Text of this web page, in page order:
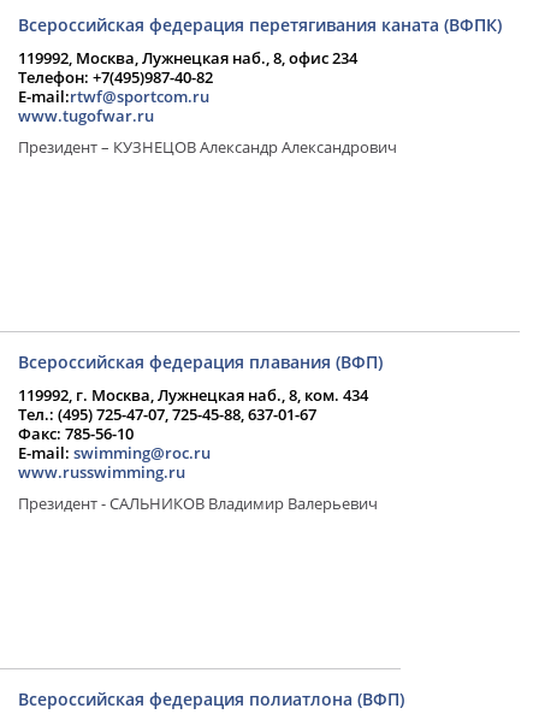
Всероссийская федерация перетягивания каната (ВФПК)
119992, Москва, Лужнецкая наб., 8, офис 234
Телефон: +7(495)987-40-82
E-mail:rtwf@sportcom.ru
www.tugofwar.ru
Президент – КУЗНЕЦОВ Александр Александрович
Всероссийская федерация плавания (ВФП)
119992, г. Москва, Лужнецкая наб., 8, ком. 434
Тел.: (495) 725-47-07, 725-45-88, 637-01-67
Факс: 785-56-10
E-mail: swimming@roc.ru
www.russwimming.ru
Президент - САЛЬНИКОВ Владимир Валерьевич
Всероссийская федерация полиатлона (ВФП)